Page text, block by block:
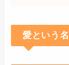
愛という